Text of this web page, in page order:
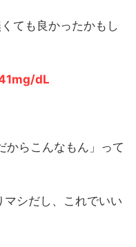
ても良かったかもし
dL
からこんなもん」って
シだし、これでいい